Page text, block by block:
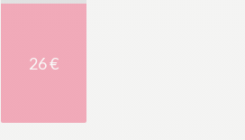
26 €